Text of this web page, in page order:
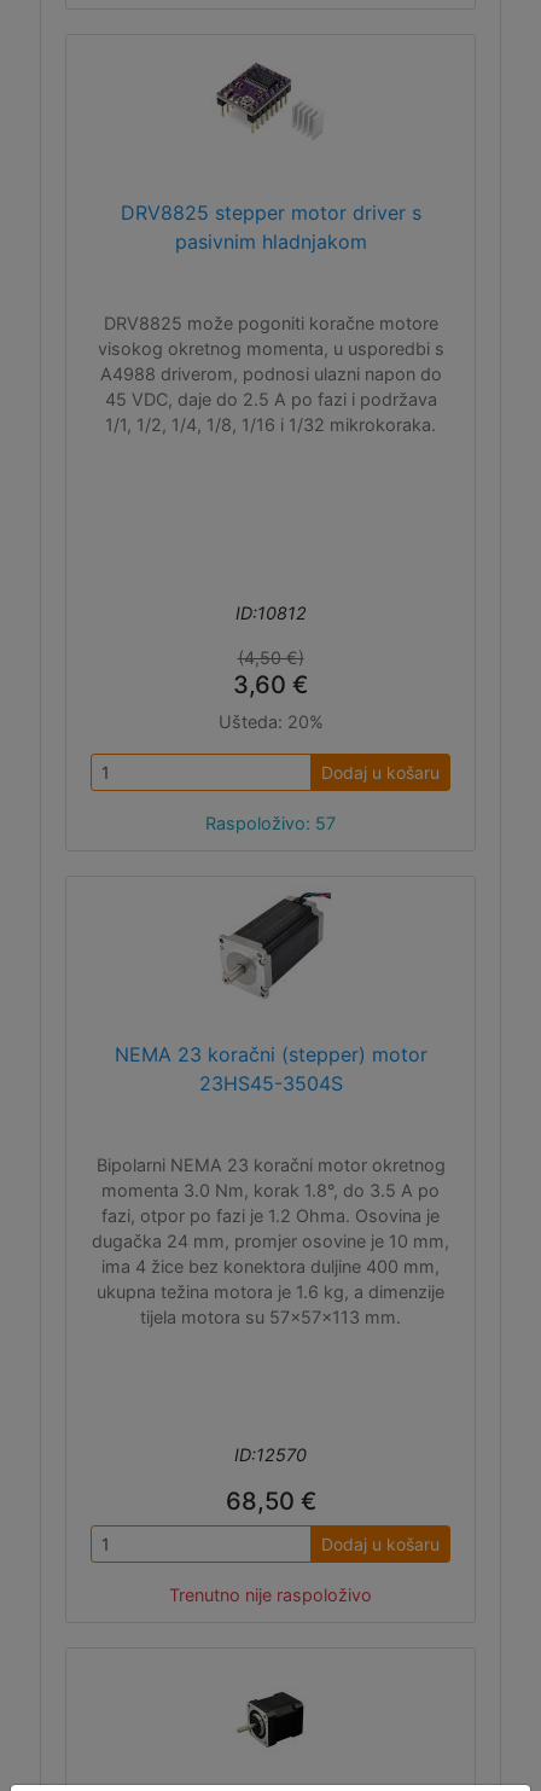
DRV8825 stepper motor driver s
pasivnim hladnjakom
DRV8825 može pogoniti koračne motore
visokog okretnog momenta, u usporedbi s
A4988 driverom, podnosi ulazni napon do
45 VDC, daje do 2.5 A po fazi i podržava
1/1, 1/2, 1/4, 1/8, 1/16 i 1/32 mikrokoraka.
ID:10812
(4,50 €)
3,60 €
Ušteda: 20%
Dodaj u košaru
Raspoloživo: 57
NEMA 23 koračni (stepper) motor
23HS45-3504S
Bipolarni NEMA 23 koračni motor okretnog
momenta 3.0 Nm, korak 1.8°, do 3.5 A po
fazi, otpor po fazi je 1.2 Ohma. Osovina je
dugačka 24 mm, promjer osovine je 10 mm,
ima 4 žice bez konektora duljine 400 mm,
ukupna težina motora je 1.6 kg, a dimenzije
tijela motora su 57x57x113 mm.
ID:12570
68,50 €
Dodaj u košaru
Trenutno nije raspoloživo